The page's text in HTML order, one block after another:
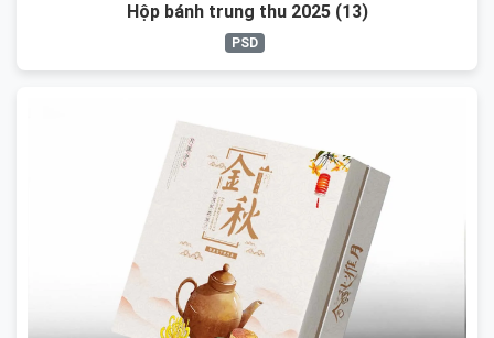
Hộp bánh trung thu 2025 (13)
PSD